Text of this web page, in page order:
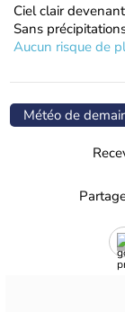
Ciel clair
Sans
Aucun risque de
Météo de